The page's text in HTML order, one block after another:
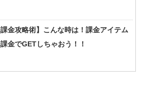
課金攻略術】こんな時は！課金アイテム
金でGETしちゃおう！！